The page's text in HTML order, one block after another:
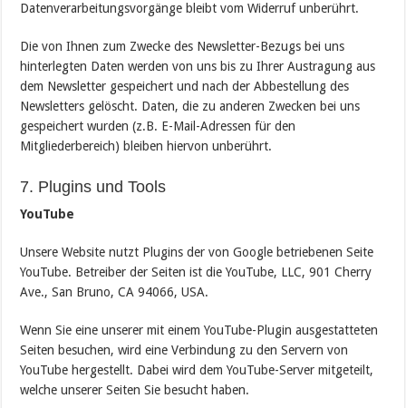
Datenverarbeitungsvorgänge bleibt vom Widerruf unberührt.
Die von Ihnen zum Zwecke des Newsletter-Bezugs bei uns
hinterlegten Daten werden von uns bis zu Ihrer Austragung aus
dem Newsletter gespeichert und nach der Abbestellung des
Newsletters gelöscht. Daten, die zu anderen Zwecken bei uns
gespeichert wurden (z.B. E-Mail-Adressen für den
Mitgliederbereich) bleiben hiervon unberührt.
7. Plugins und Tools
YouTube
Unsere Website nutzt Plugins der von Google betriebenen Seite
YouTube. Betreiber der Seiten ist die YouTube, LLC, 901 Cherry
Ave., San Bruno, CA 94066, USA.
Wenn Sie eine unserer mit einem YouTube-Plugin ausgestatteten
Seiten besuchen, wird eine Verbindung zu den Servern von
YouTube hergestellt. Dabei wird dem YouTube-Server mitgeteilt,
welche unserer Seiten Sie besucht haben.